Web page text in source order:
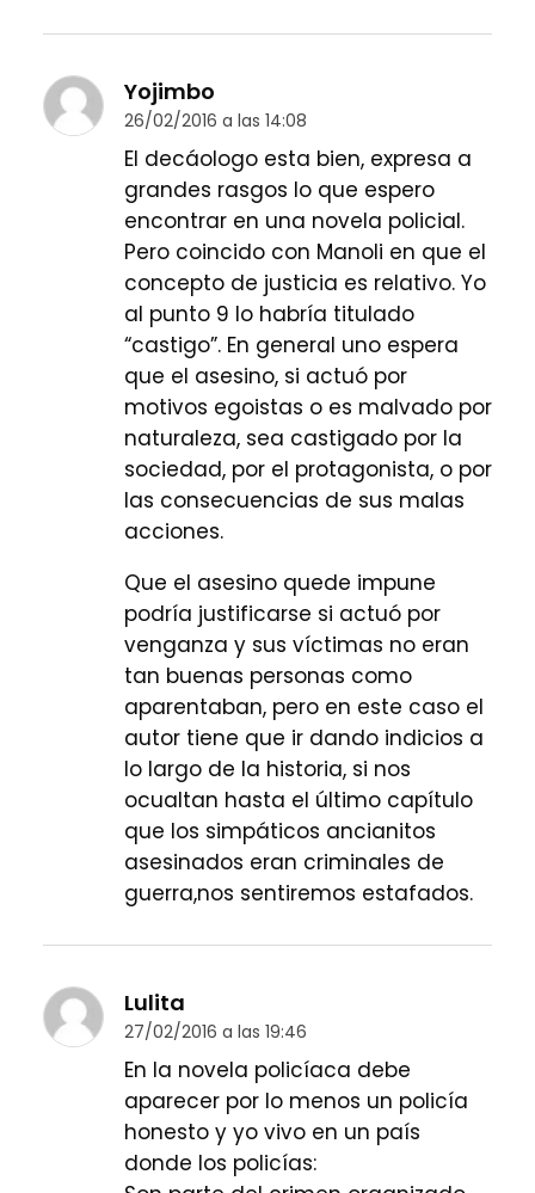
Yojimbo
26/02/2016 a las 14:08
El decáologo esta bien, expresa a
grandes rasgos lo que espero
encontrar en una novela policial.
Pero coincido con Manoli en que el
concepto de justicia es relativo. Yo
al punto 9 lo habría titulado
“castigo”. En general uno espera
que el asesino, si actuó por
motivos egoistas o es malvado por
naturaleza, sea castigado por la
sociedad, por el protagonista, o por
las consecuencias de sus malas
acciones.
Que el asesino quede impune
podría justificarse si actuó por
venganza y sus víctimas no eran
tan buenas personas como
aparentaban, pero en este caso el
autor tiene que ir dando indicios a
lo largo de la historia, si nos
ocualtan hasta el último capítulo
que los simpáticos ancianitos
asesinados eran criminales de
guerra,nos sentiremos estafados.
Lulita
27/02/2016 a las 19:46
En la novela policíaca debe
aparecer por lo menos un policía
honesto y yo vivo en un país
donde los policías: